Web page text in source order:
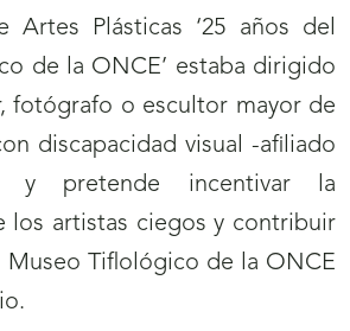
Artes Plásticas ‘25 años del
de la ONCE’ estaba dirigido
fotógrafo o escultor mayor de
discapacidad visual -afiliado
pretende incentivar la
los artistas ciegos y contribuir
Museo Tiflológico de la ONCE